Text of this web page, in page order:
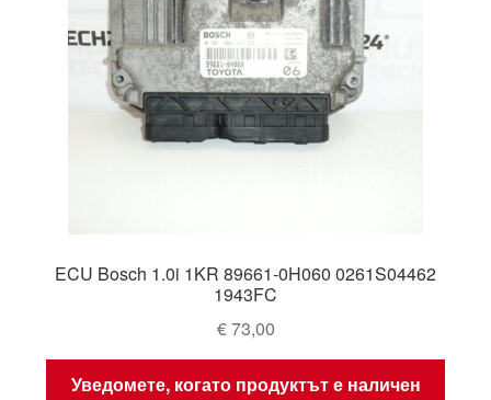
ECU Bosch 1.0i 1KR 89661-0H060 0261S04462
1943FC
€73,00
Уведомете, когато продуктът е наличен